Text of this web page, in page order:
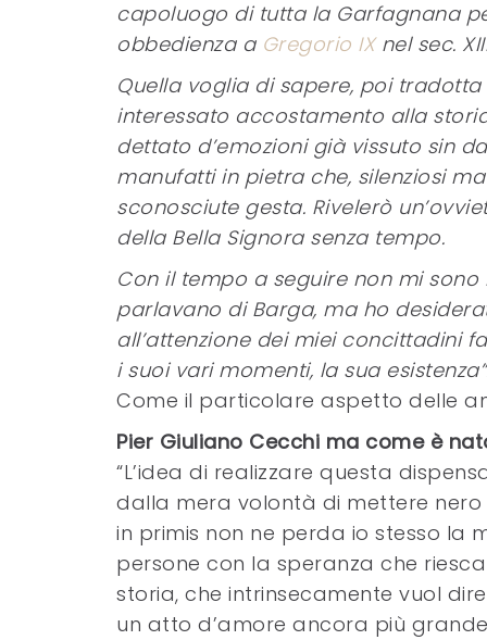
capoluogo di tutta la Garfagnana
obbedienza a Gregorio IXnel sec.
Quella voglia di sapere, poi
interessato accostamento alla
dettato d’emozioni già vissuto sin
manufatti in pietra che, silenziosi
sconosciute gesta. Rivelerò
della Bella Signora senza tempo.
Con il tempo a seguire non mi
parlavano di Barga, ma ho
all’attenzione dei miei concittadini
i suoi vari momenti, la sua
Come il particolare aspetto delle
Pier Giuliano Cecchi ma come è
“L’idea di realizzare questa
dalla mera volontà di mettere
in primis non ne perda io stesso la
persone con la speranza che
storia, che intrinsecamente vuol
un atto d’amore ancora più